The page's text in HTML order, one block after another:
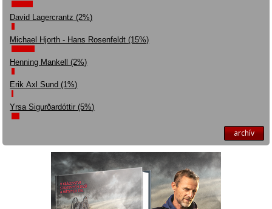
David Lagercrantz (2%)
Michael Hjorth - Hans Rosenfeldt (15%)
Henning Mankell (2%)
Erik Axl Sund (1%)
Yrsa Sigurðardóttir (5%)
archív